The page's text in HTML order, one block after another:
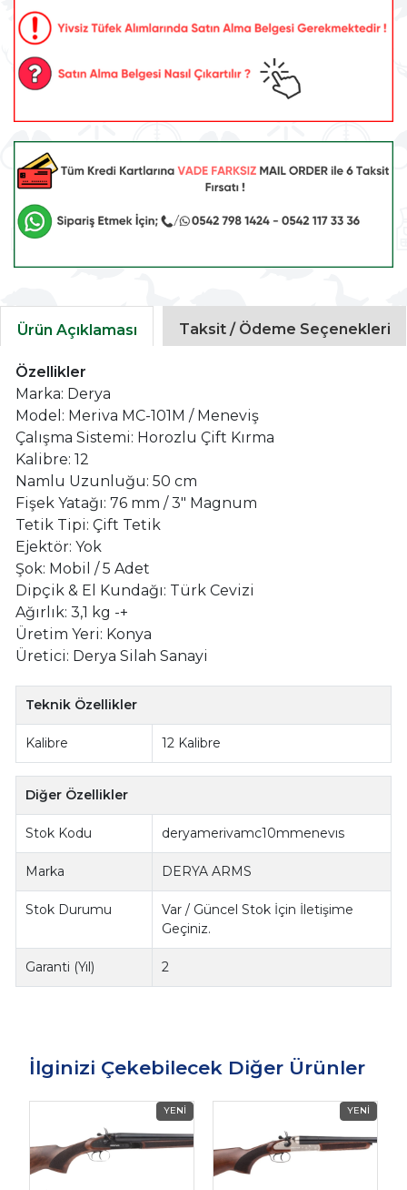
Ürün Açıklaması Taksit / Ödeme Seçenekleri
Özellikler
Marka: Derya
Model: Meriva MC-101M / Meneviş
Çalışma Sistemi: Horozlu Çift Kırma
Kalibre: 12
Namlu Uzunluğu: 50 cm
Fişek Yatağı: 76 mm / 3" Magnum
Tetik Tipi: Çift Tetik
Ejektör: Yok
Şok: Mobil / 5 Adet
Dipçik & El Kundağı: Türk Cevizi
Ağırlık: 3,1 kg -+
Üretim Yeri: Konya
Üretici: Derya Silah Sanayi
Teknik Özellikler
Kalibre 12 Kalibre
Diğer Özellikler
Stok Kodu deryamerivamc10mmenevıs
Marka DERYA ARMS
Stok Durumu
Var / Güncel Stok İçin İletişime
Geçiniz.
Garanti (Yıl) 2
İlginizi Çekebilecek Diğer Ürünler